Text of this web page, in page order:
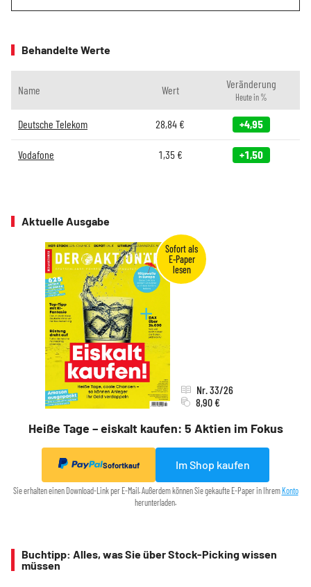
Behandelte Werte
Name Wert Veränderung
Heute in %
Deutsche Telekom 28,84 € +4,95
Vodafone 1,35€ +1,50
Aktuelle Ausgabe
Heiße Tage – eiskalt kaufen: 5 Aktien im Fokus
Nr. 33/26
8,90 €
Sofortkauf Im Shop kaufen
Sie erhalten einen Download-Link per E-Mail. Außerdem können Sie gekaufte E-Paper in Ihrem Konto
herunterladen.
Buchtipp: Alles, was Sie über Stock-Picking wissen
müssen